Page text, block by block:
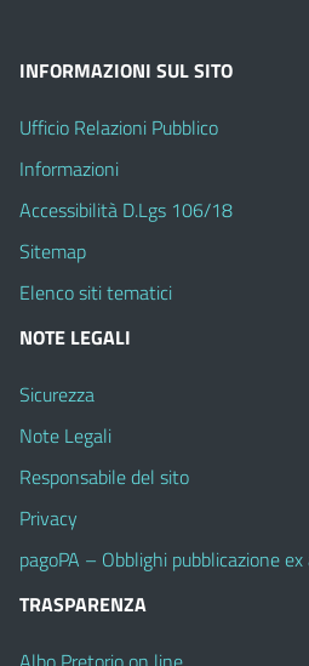
INFORMAZIONI SUL SITO
Ufficio Relazioni Pubblico
Informazioni
Accessibilità D.Lgs 106/18
Sitemap
Elenco siti tematici
NOTE LEGALI
Sicurezza
Note Legali
Responsabile del sito
Privacy
pagoPA – Obblighi pubblicazione
TRASPARENZA